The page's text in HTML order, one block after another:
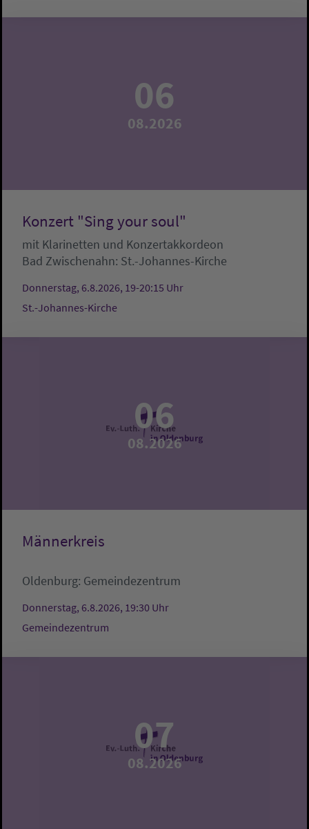
06
08.2026
Konzert "Sing your soul"
mit Klarinetten und Konzertakkordeon
Bad Zwischenahn: St.-Johannes-Kirche
Donnerstag, 6.8.2026, 19-20:15 Uhr
St.-Johannes-Kirche
06
08.2026
Männerkreis
Oldenburg: Gemeindezentrum
Donnerstag, 6.8.2026, 19:30 Uhr
Gemeindezentrum
07
08.2026